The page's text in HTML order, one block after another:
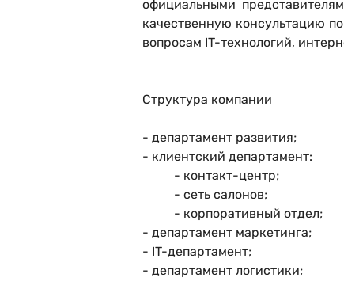
официальными
качественную консультацию
вопросам IT-технологий,
Структура компании
- департамент развития;
- клиентский департамент:
- контакт-центр;
- сеть салонов;
- корпоративный отдел;
- департамент маркетинга;
- IT-департамент;
- департамент логистики;